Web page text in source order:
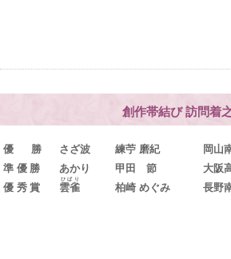
創作帯結び 訪問着
優 勝 さざ波 練苧 磨紀
岡山
準優勝
あかり 甲田 節
大阪
優秀賞
雲雀
ひばり
柏崎 めぐみ 長野